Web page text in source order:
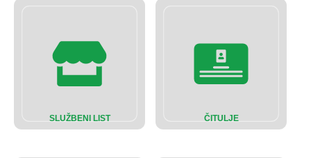
SLUŽBENI LIST ČITULJE